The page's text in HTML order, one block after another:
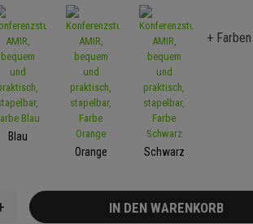
Blau
Orange
Schwarz
+ Farben
IN DEN WARENKORB